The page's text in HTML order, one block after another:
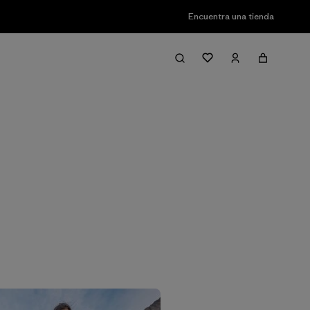
Encuentra una tienda
Filter & Sort